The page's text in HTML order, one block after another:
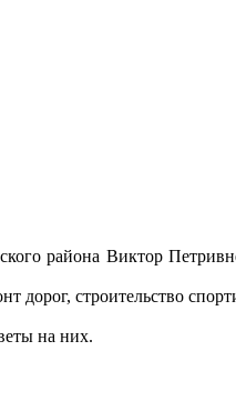
района Виктор
дорог, строительство
на них.